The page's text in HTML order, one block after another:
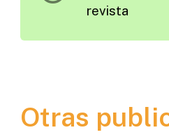
Formulación
cantidad
revista
Otras